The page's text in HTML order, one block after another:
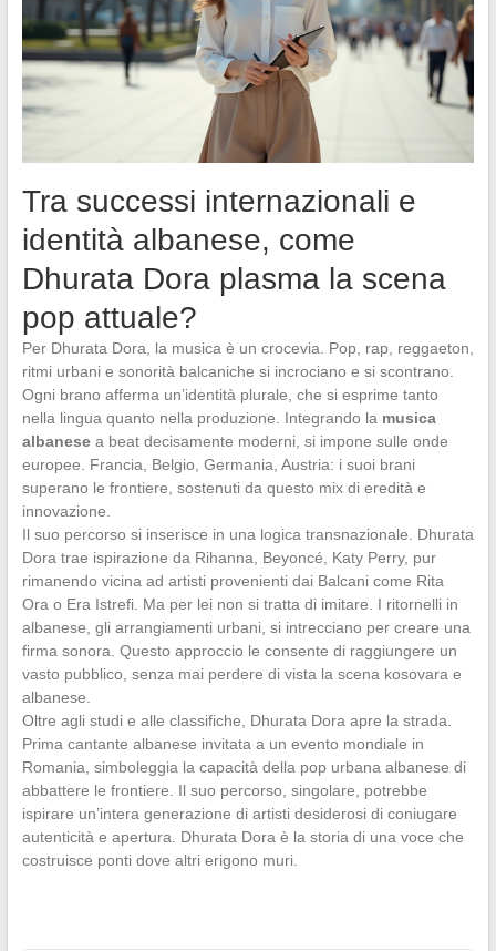
Tra successi internazionali e
identità albanese, come
Dhurata Dora plasma la scena
pop attuale?
Per Dhurata Dora, la musica è un crocevia. Pop, rap, reggaeton,
ritmi urbani e sonorità balcaniche si incrociano e si scontrano.
Ogni brano afferma un’identità plurale, che si esprime tanto
nella lingua quanto nella produzione. Integrando la musica
albanesea beat decisamente moderni, si impone sulle onde
europee. Francia, Belgio, Germania, Austria: i suoi brani
superano le frontiere, sostenuti da questo mix di eredità e
innovazione.
Il suo percorso si inserisce in una logica transnazionale. Dhurata
Dora trae ispirazione da Rihanna, Beyoncé, Katy Perry, pur
rimanendo vicina ad artisti provenienti dai Balcani come Rita
Ora o Era Istrefi. Ma per lei non si tratta di imitare. I ritornelli in
albanese, gli arrangiamenti urbani, si intrecciano per creare una
firma sonora. Questo approccio le consente di raggiungere un
vasto pubblico, senza mai perdere di vista la scena kosovara e
albanese.
Oltre agli studi e alle classifiche, Dhurata Dora apre la strada.
Prima cantante albanese invitata a un evento mondiale in
Romania, simboleggia la capacità della pop urbana albanese di
abbattere le frontiere. Il suo percorso, singolare, potrebbe
ispirare un’intera generazione di artisti desiderosi di coniugare
autenticità e apertura. Dhurata Dora è la storia di una voce che
costruisce ponti dove altri erigono muri.